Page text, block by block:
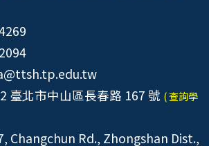
臺北市中山區長春路 167 號 ( 查詢學
Changchun Rd., Zhongshan Dist.,